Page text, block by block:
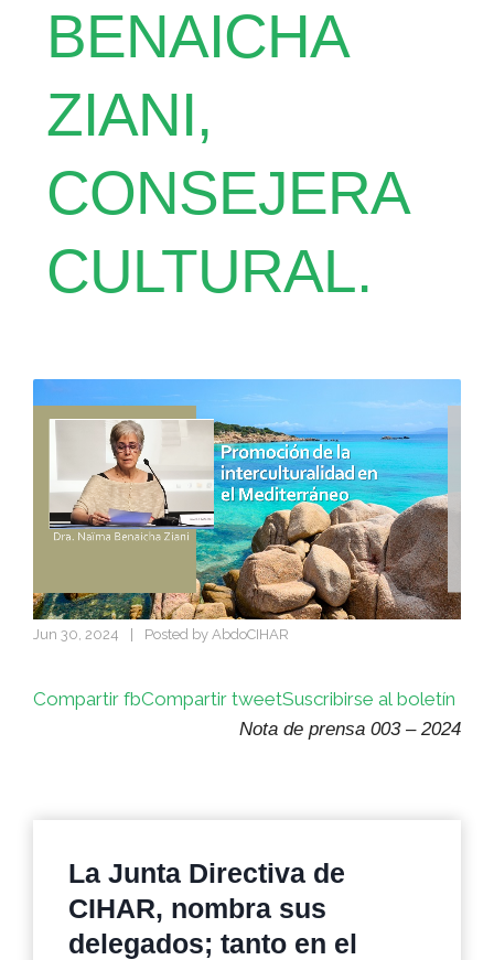
BENAICHA
ZIANI,
CONSEJERA
CULTURAL.
Jun 30, 2024 Posted by AbdoCIHAR
Compartir fbCompartir tweetSuscribirse al boletín
Nota de prensa 003 – 2024
La Junta Directiva de
CIHAR, nombra sus
delegados; tanto en el